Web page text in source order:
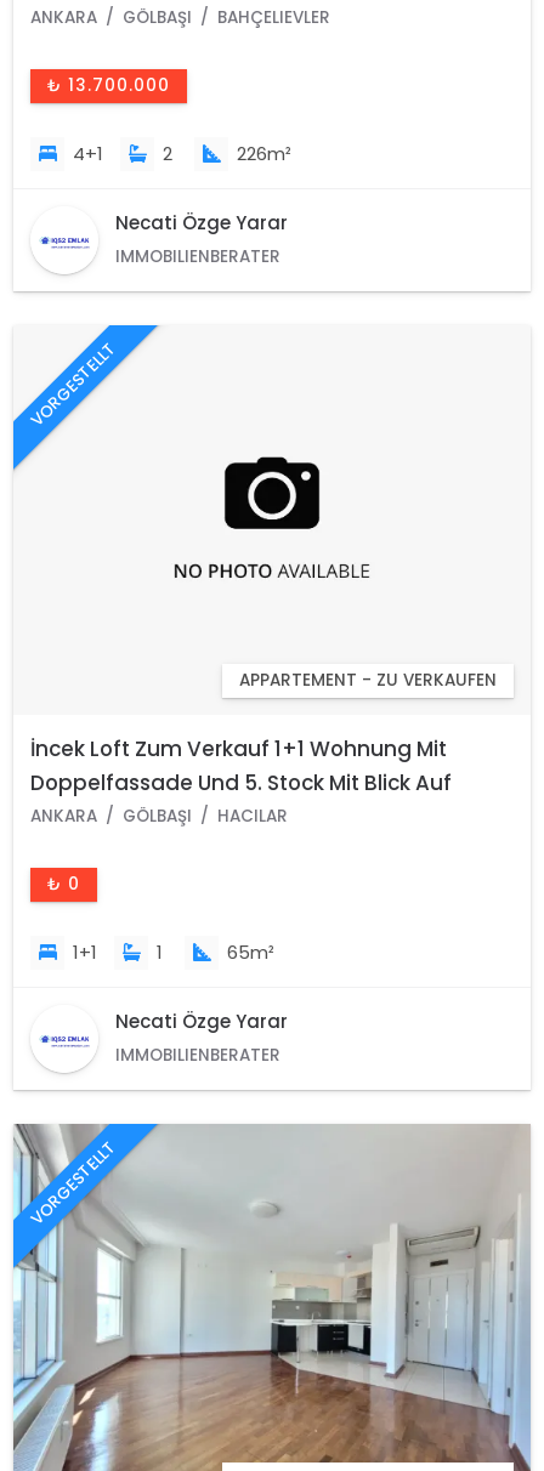
Parkblick Im Viertel Bahçelievler, Gölbaşı,
ANKARA GÖLBAŞI BAHÇELIEVLER
₺ 13.700.000
4+1 2 226m²
Necati Özge Yarar
IMMOBILIENBERATER
VORGESTELLT
APPARTEMENT - ZU VERKAUFEN
İncek Loft Zum Verkauf 1+1 Wohnung Mit
Doppelfassade Und 5. Stock Mit Blick Auf
Mogan
ANKARA GÖLBAŞI HACILAR
₺ 0
1+1 1 65m²
Necati Özge Yarar
IMMOBILIENBERATER
VORGESTELLT